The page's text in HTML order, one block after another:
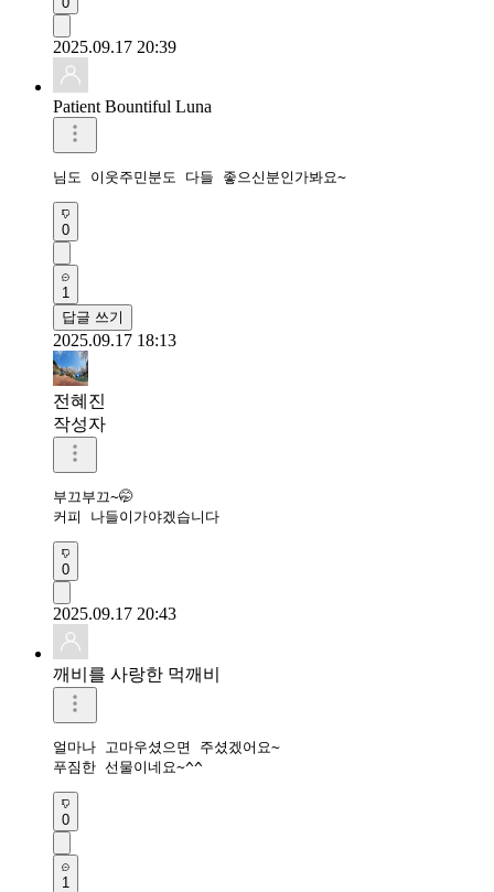
2025.09.17 20:39
Patient Bountiful Luna
님도 이웃주민분도 다들 좋으신분인가봐요~
0
1
답글 쓰기
2025.09.17 18:13
전혜진
작성자
부끄부끄~🤭
커피 나들이가야겠습니다
0
2025.09.17 20:43
깨비를 사랑한 먹깨비
얼마나 고마우셨으면 주셨겠어요~
푸짐한 선물이네요~^^
0
1